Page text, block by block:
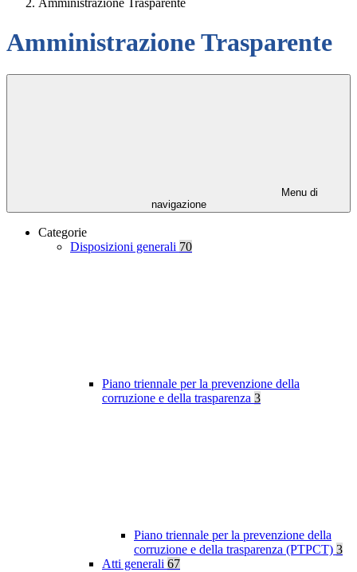
Amministrazione Trasparente
Amministrazione Trasparente
Menu di
navigazione
Categorie
Disposizioni generali 70
Piano triennale per la prevenzione della
corruzione e della trasparenza 3
Piano triennale per la prevenzione della
corruzione e della trasparenza (PTPCT) 3
Atti generali 67